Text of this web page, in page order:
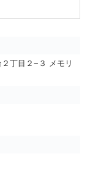
丁目２−３ メモリ